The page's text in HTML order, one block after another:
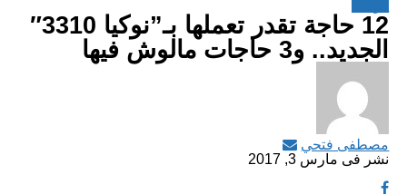
12 حاجة تقدر تعملها بـ”نوكيا 3310″
الجديد.. و3 حاجات مالوش فيها
مصطفى فتحي
نشر فى مارس 3, 2017